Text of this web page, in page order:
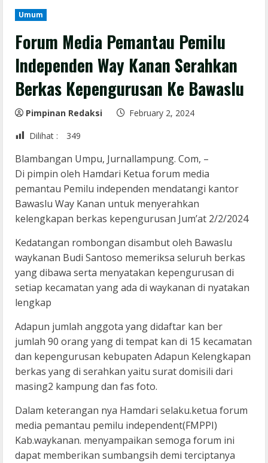
Umum
Forum Media Pemantau Pemilu
Independen Way Kanan Serahkan
Berkas Kepengurusan Ke Bawaslu
Pimpinan Redaksi
February 2, 2024
Dilihat :
349
Blambangan Umpu, Jurnallampung. Com, –
Di pimpin oleh Hamdari Ketua forum media
pemantau Pemilu independen mendatangi kantor
Bawaslu Way Kanan untuk menyerahkan
kelengkapan berkas kepengurusan Jum’at 2/2/2024
Kedatangan rombongan disambut oleh Bawaslu
waykanan Budi Santoso memeriksa seluruh berkas
yang dibawa serta menyatakan kepengurusan di
setiap kecamatan yang ada di waykanan di nyatakan
lengkap
Adapun jumlah anggota yang didaftar kan ber
jumlah 90 orang yang di tempat kan di 15 kecamatan
dan kepengurusan kebupaten Adapun Kelengkapan
berkas yang di serahkan yaitu surat domisili dari
masing2 kampung dan fas foto.
Dalam keterangan nya Hamdari selaku.ketua forum
media pemantau pemilu independent(FMPPI)
Kab.waykanan. menyampaikan semoga forum ini
dapat memberikan sumbangsih demi terciptanya